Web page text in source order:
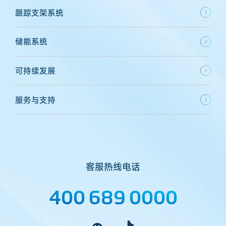
跟踪支架系统
储能系统
可持续发展
服务与支持
客服热线电话
400 689 0000